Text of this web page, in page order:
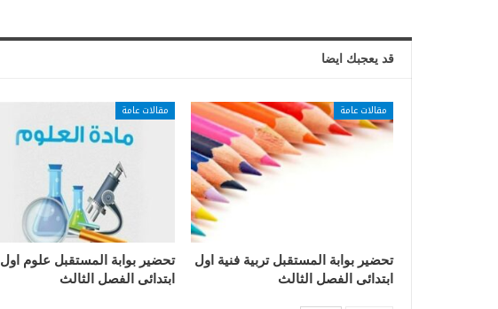
قد يعجبك ايضا
مقالات عامة
تحضير بوابة المستقبل تربية فنية اول
ابتدائى الفصل الثالث
مقالات عامة
تحضير بوابة المستقبل علوم اول
ابتدائى الفصل الثالث